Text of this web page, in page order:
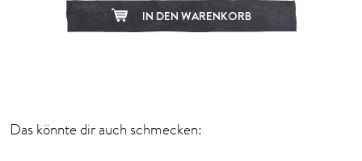
IN DEN WARENKORB
Das könnte dir auch schmecken: